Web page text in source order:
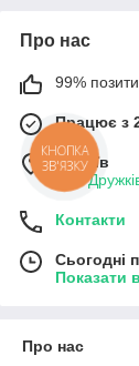
Про нас
99%
Працює з
м. Київ
вул.
Контакти
Сьогодні
Показати
Про нас
КНОПКА
ЗВ'ЯЗКУ